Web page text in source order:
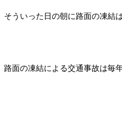
そういった日の朝に路面の凍結
路面の凍結による交通事故は毎